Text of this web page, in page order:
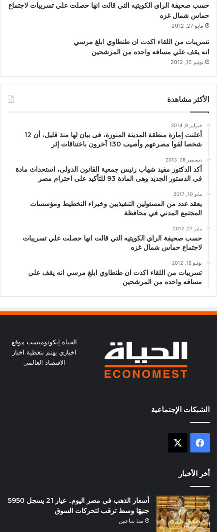
حسب صحيفة الراي الكويتيه التي قالت انها حصلت علي تسريبات لاجتماع
حماس شمال غزه
مايو 27, 2012
تسريبات من اللقاء اكدت ان طنطاوي ابلغ مرسي
انه يقف علي مسافه واحده من المرشحين
يونيو 16, 2012
الأكثر مشاهدة
فبراير 9, 2014
أعلنت إمارة منطقة المدينة المنورة، فى بيان لها منذ قليل، أن 12
شخصا لقوا مصرعهم وأصيب 130 آخرون باختناقات إثر
ديسمبر 28, 2013
أكد الدكتور مفيد شهاب رئيس جمعية القانون الدولى، استحداث مادة
فى الدستور الجديد وهى المادة 93 للتأكيد على احترام مصر
مايو 10, 2017
يعقد عدد من المسئولين التنفيذيين وخبراء التخطيط ومؤسسات
المجتمع المدني في محافظة
مايو 27, 2012
حسب صحيفة الراي الكويتيه التي قالت انها حصلت علي تسريبات
لاجتماع حماس شمال غزه
يونيو 16, 2012
تسريبات من اللقاء اكدت ان طنطاوي ابلغ مرسي انه يقف علي
مسافه واحده من المرشحين
الحياة إيكونوميست موقع
اخباري يهتم بتغظية اخبار
الاقتصاد العالمي
الشبكات الإجتماعية
فيسبوك
أخر الأخبار
أسعار الذهب في مصر اليوم.. عيار 21 يسجل 5950
جنيهًا وسط ترقب لتحركات السوق
منذ ساعتين